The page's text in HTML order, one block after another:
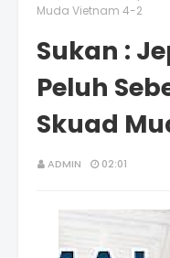
Muda Vietnam 4-2
Sukan :
Peluh
Skuad
ADMIN 02:01